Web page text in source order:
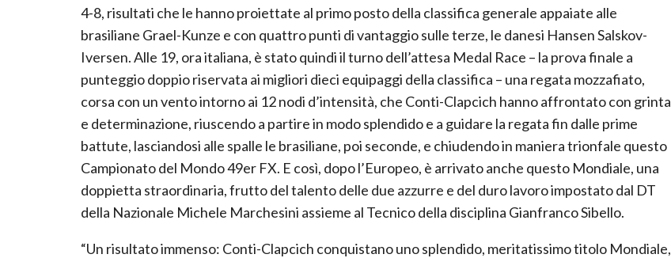
4-8, risultati che le hanno proiettate al primo posto della classifica generale appaiate alle
brasiliane Grael-Kunze e con quattro punti di vantaggio sulle terze, le danesi Hansen Salskov-
Iversen. Alle 19, ora italiana, è stato quindi il turno dell’attesa Medal Race – la prova finale a
punteggio doppio riservata ai migliori dieci equipaggi della classifica – una regata mozzafiato,
corsa con un vento intorno ai 12 nodi d’intensità, che Conti-Clapcich hanno affrontato con grinta
e determinazione, riuscendo a partire in modo splendido e a guidare la regata fin dalle prime
battute, lasciandosi alle spalle le brasiliane, poi seconde, e chiudendo in maniera trionfale questo
Campionato del Mondo 49er FX. E così, dopo l’Europeo, è arrivato anche questo Mondiale, una
doppietta straordinaria, frutto del talento delle due azzurre e del duro lavoro impostato dal DT
della Nazionale Michele Marchesini assieme al Tecnico della disciplina Gianfranco Sibello.
“Un risultato immenso: Conti-Clapcich conquistano uno splendido, meritatissimo titolo Mondiale,